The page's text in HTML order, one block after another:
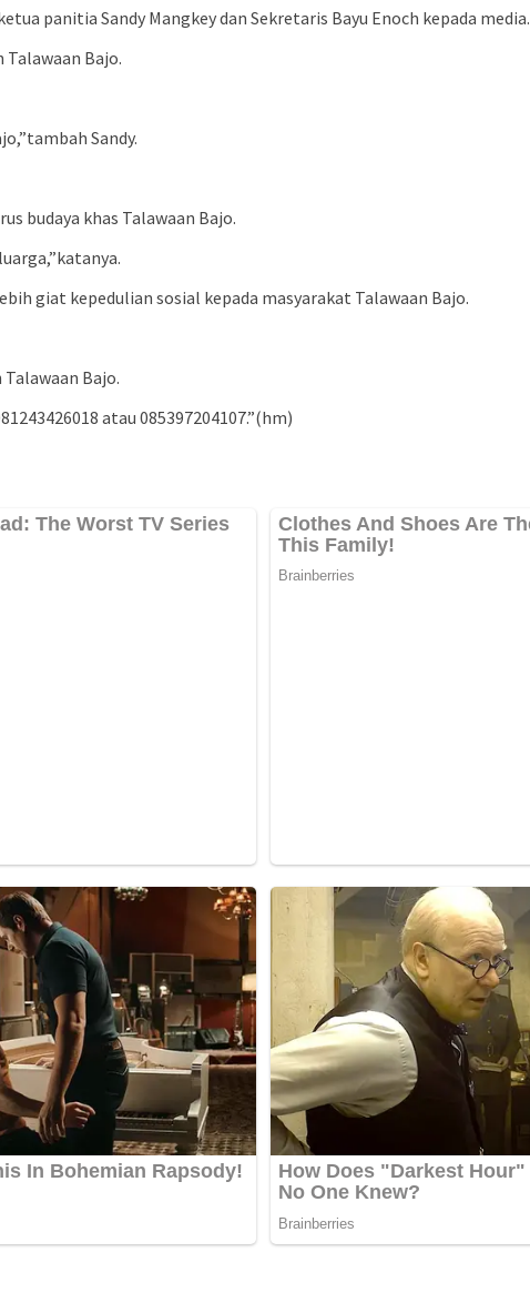
panitia Sandy Mangkey dan Sekretaris Bayu Enoch kepada media.
Bajo.
Sandy.
budaya khas Talawaan Bajo.
giat kepedulian sosial kepada masyarakat Talawaan Bajo.
Bajo.
atau 085397204107.”(hm)